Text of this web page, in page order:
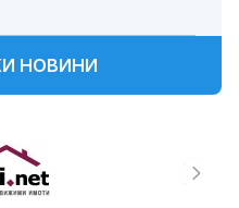
НОВИНИ